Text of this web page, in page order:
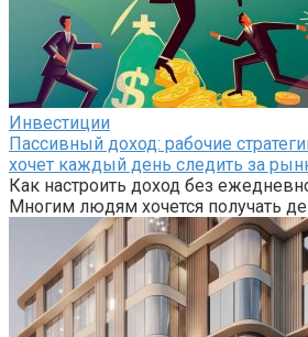
Инвестиции
Пассивный доход: рабочие
хочет каждый день следить за
Как настроить доход без
Многим людям хочется получать